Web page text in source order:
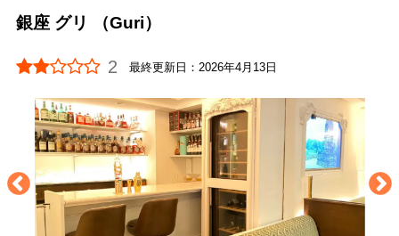
銀座 グリ （Guri）
2 最終更新日：2026年4月13日